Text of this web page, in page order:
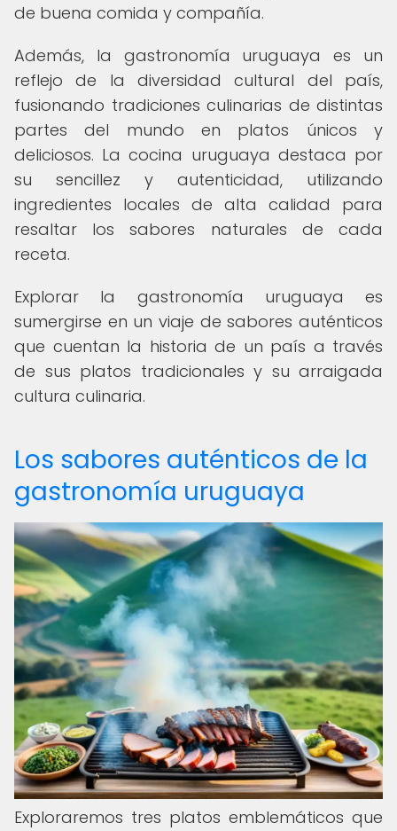
de buena comida y compañía.
Además, la gastronomía uruguaya es un
reflejo de la diversidad cultural del país,
fusionando tradiciones culinarias de distintas
partes del mundo en platos únicos y
deliciosos. La cocina uruguaya destaca por
su sencillez y autenticidad, utilizando
ingredientes locales de alta calidad para
resaltar los sabores naturales de cada
receta.
Explorar la gastronomía uruguaya es
sumergirse en un viaje de sabores auténticos
que cuentan la historia de un país a través
de sus platos tradicionales y su arraigada
cultura culinaria.
Los sabores auténticos de la
gastronomía uruguaya
Exploraremos tres platos emblemáticos que